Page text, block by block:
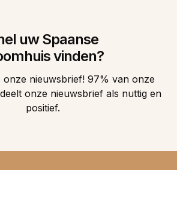
uw Spaanse
vinden?
nieuwsbrief! 97% van onze
onze nieuwsbrief als nuttig en
positief.